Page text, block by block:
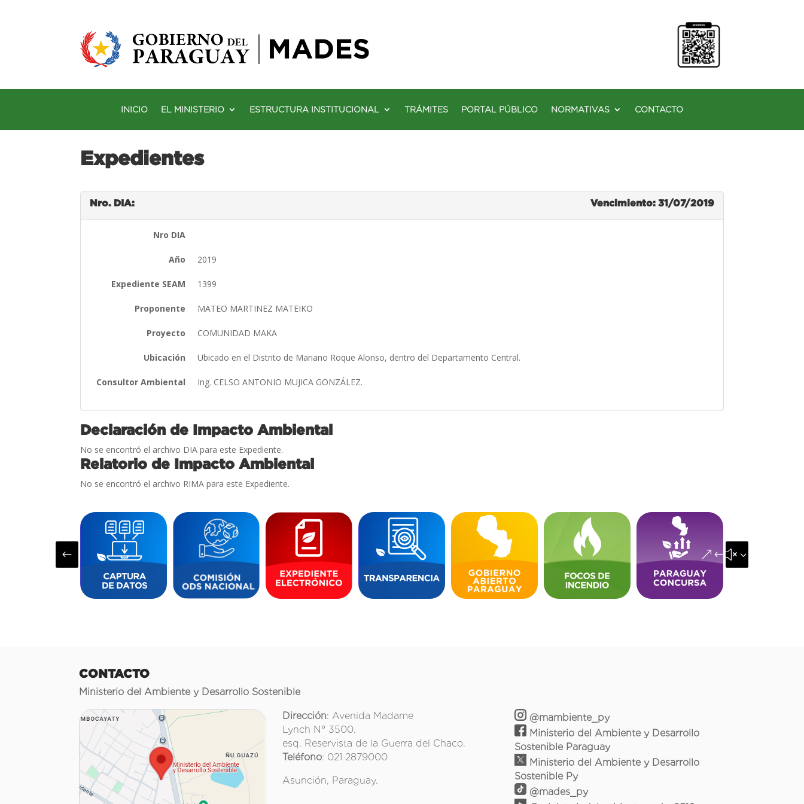
INICIO EL MINISTERIO ESTRUCTURA INSTITUCIONAL TRÁMITES PORTAL PÚBLICO NORMATIVAS CONTACTO
Expedientes
Nro. DIA: Vencimiento: 31/07/2019
Nro DIA
Año 2019
Expediente SEAM 1399
Proponente MATEO MARTINEZ MATEIKO
Proyecto COMUNIDAD MAKA
Ubicación Ubicado en el Distrito de Mariano Roque Alonso, dentro del Departamento Central.
Consultor Ambiental Ing. CELSO ANTONIO MUJICA GONZÁLEZ.
Declaración de Impacto Ambiental
No se encontró el archivo DIA para este Expediente.
Relatorio de Impacto Ambiental
No se encontró el archivo RIMA para este Expediente.
# &#x35;
CONTACTO
Ministerio del Ambiente y Desarrollo Sostenible
Dirección: Avenida Madame
Lynch N° 3500.
esq. Reservista de la Guerra del Chaco.
Teléfono: 021 2879000
Asunción, Paraguay.
@mambiente_py
Ministerio del Ambiente y Desarrollo
Sostenible Paraguay
Ministerio del Ambiente y Desarrollo
Sostenible Py
@mades_py